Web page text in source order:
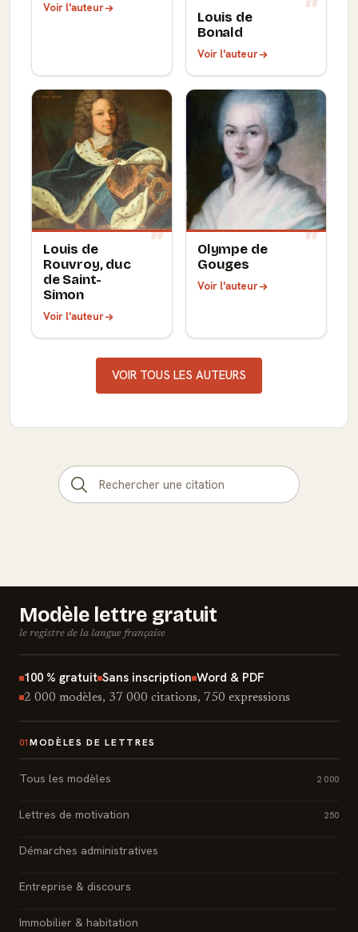
Voir l'auteur
Louis de
Bonald
Voir l'auteur
Louis de
Rouvroy, duc
de Saint-
Simon
Voir l'auteur
Olympe de
Gouges
Voir l'auteur
VOIR TOUS LES AUTEURS
Modèle lettre gratuit
le registre de la langue française
100 % gratuit Sans inscription Word & PDF
2 000 modèles, 37 000 citations, 750 expressions
01 MODÈLES DE LETTRES
Tous les modèles 2 000
Lettres de motivation 250
Démarches administratives
Entreprise & discours
Immobilier & habitation